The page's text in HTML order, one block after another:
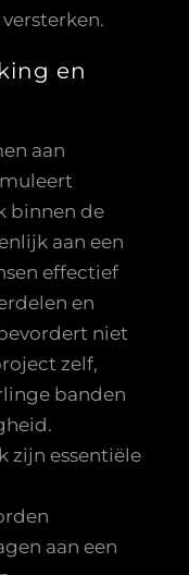
en
aan
binnen de
aan een
effectief
en
niet
zelf,
banden
zijn essentiële
aan een